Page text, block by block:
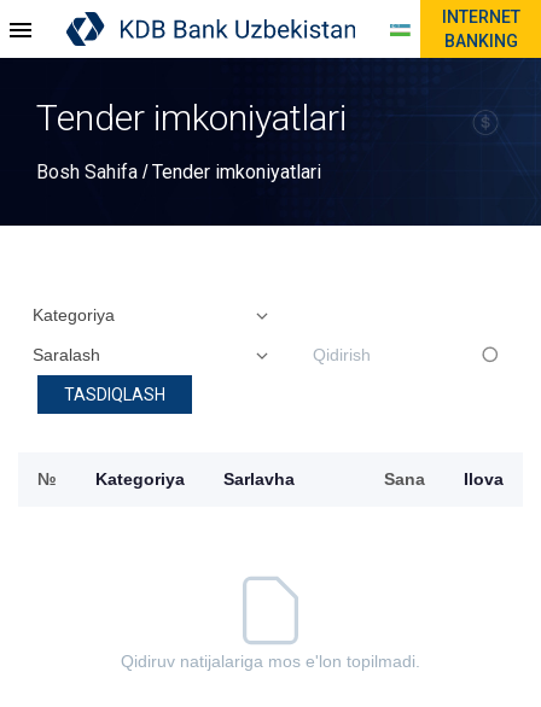
INTERNET
BANKING
Tender imkoniyatlari
Bosh Sahifa /Tender imkoniyatlari
TASDIQLASH
№ Kategoriya Sarlavha Sana Ilova
Qidiruv natijalariga mos e'lon topilmadi.